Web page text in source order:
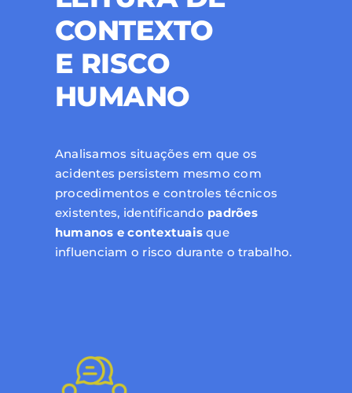
CONTEXTO
E RISCO
HUMANO
Analisamos situações em que os
acidentes persistem mesmo com
procedimentos e controles técnicos
existentes, identificando padrões
humanos e contextuais que
influenciam o risco durante o trabalho.